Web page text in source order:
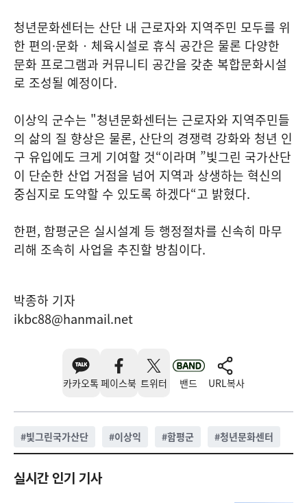
청년문화센터는 산단 내 근로자와 지역주민 모두를 위
한 편의·문화‧체육시설로 휴식 공간은 물론 다양한
문화 프로그램과 커뮤니티 공간을 갖춘 복합문화시설
로 조성될 예정이다.
이상익 군수는 "청년문화센터는 근로자와 지역주민들
의 삶의 질 향상은 물론, 산단의 경쟁력 강화와 청년 인
구 유입에도 크게 기여할 것“이라며 ”빛그린 국가산단
이 단순한 산업 거점을 넘어 지역과 상생하는 혁신의
중심지로 도약할 수 있도록 하겠다“고 밝혔다.
한편, 함평군은 실시설계 등 행정절차를 신속히 마무
리해 조속히 사업을 추진할 방침이다.
박종하 기자
ikbc88@hanmail.net
카카오톡 페이스북 트위터 밴드 URL복사
#빛그린국가산단 #이상익 #함평군 #청년문화센터
실시간 인기 기사